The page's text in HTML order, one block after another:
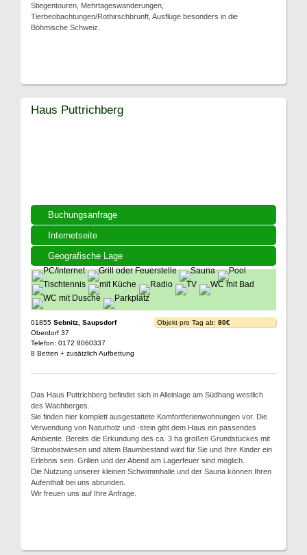
Stiegentouren, Mehrtageswanderungen,
Tierbeobachtungen/Rothirschbrunft, Ausflüge besonders in die
Böhmische Schweiz.
Buchungsanfrage
Internetseite
Geografische Lage
Haus Puttrichberg
01855 Sebnitz, Saupsdorf
Oberdorf 37
Telefon: 0172 8060337
8 Betten + zusätzlich Aufbettung
Objekt pro Tag ab: 80€
Das Haus Puttrichberg befindet sich in Alleinlage am Südhang westlich
des Wachberges.
Sie finden hier komplett ausgestattete Komfortferienwohnungen vor. Die
Verwendung von Naturholz und -stein gibt dem Haus ein passendes
Ambiente. Bereits die Erkundung des ca. 3 ha großen Grundstückes mit
Streuobstwiesen und altem Baumbestand wird für Sie und Ihre Kinder ein
Erlebnis sein. Grillen und der Abend am Lagerfeuer sind möglich.
Die Nutzung unserer kleinen Schwimmhalle und der Sauna können Ihren
Aufenthalt bei uns abrunden.
Wir freuen uns auf Ihre Anfrage.